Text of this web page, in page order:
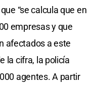
“se calcula que en
empresas y que
afectados a este
la cifra, la policía
agentes. A partir